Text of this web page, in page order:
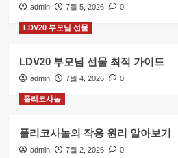
admin 7월 5, 2026 0
LDV20 부모님 선물
LDV20 부모님 선물 최적 가이드
admin 7월 4, 2026 0
폴리코사놀
폴리코사놀의 작용 원리 알아보기
admin 7월 2, 2026 0